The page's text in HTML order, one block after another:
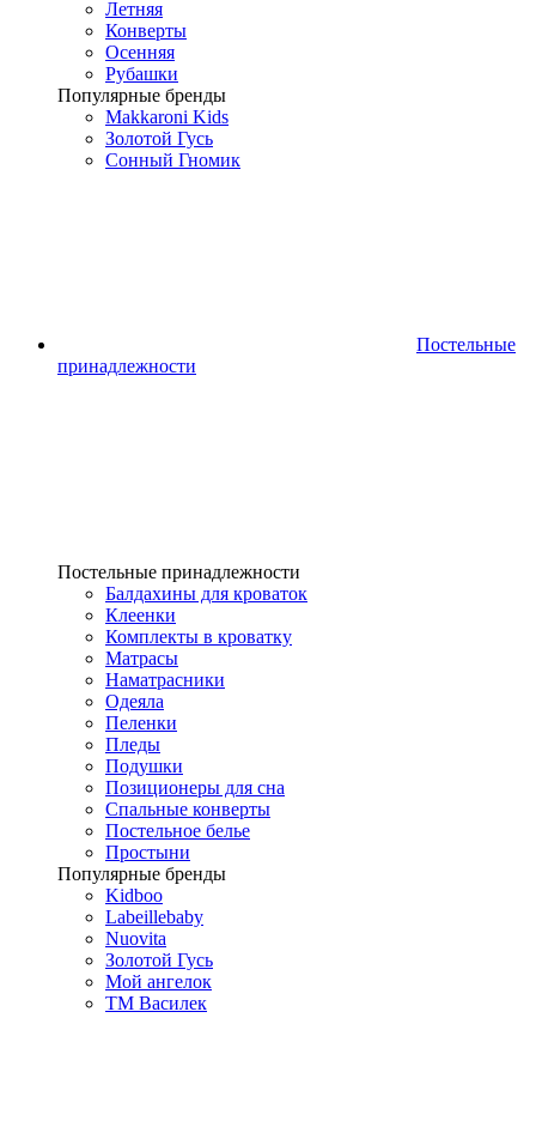
Летняя
Конверты
Осенняя
Рубашки
Популярные бренды
Makkaroni Kids
Золотой Гусь
Сонный Гномик
Постельные
принадлежности
Постельные принадлежности
Балдахины для кроваток
Клеенки
Комплекты в кроватку
Матрасы
Наматрасники
Одеяла
Пеленки
Пледы
Подушки
Позиционеры для сна
Спальные конверты
Постельное белье
Простыни
Популярные бренды
Kidboo
Labeillebaby
Nuovita
Золотой Гусь
Мой ангелок
ТМ Василек